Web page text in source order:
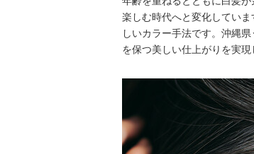
楽しむ時代へと変化してい
しいカラー手法です。沖縄
を保つ美しい仕上がりを実